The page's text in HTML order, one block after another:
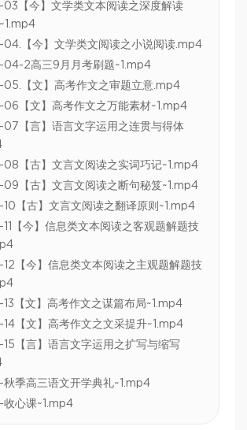
03【今】文学类文本阅读之深度解读
04.【今】文学类文阅读之小说阅读.mp4
04-2高三9月月考刷题~1.mp4
05.【文】高考作文之审题立意.mp4
06【文】高考作文之万能素材~1.mp4
07【言】语言文字运用之连贯与得体
08【古】文言文阅读之实词巧记~1.mp4
09【古】文言文阅读之断句秘笈~1.mp4
10【古】文言文阅读之翻译原则~1.mp4
11【今】信息类文本阅读之客观题解题技
12【今】信息类文本阅读之主观题解题技
13【文】高考作文之谋篇布局~1.mp4
14【文】高考作文之文采提升~1.mp4
15【言】语言文字运用之扩写与缩写
秋季高三语文开学典礼~1.mp4
收心课~1.mp4